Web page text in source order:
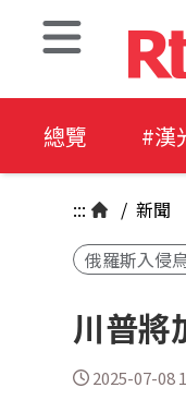
總覽 #漢
::: / 新聞
俄羅斯入侵
川普將
2025-07-08